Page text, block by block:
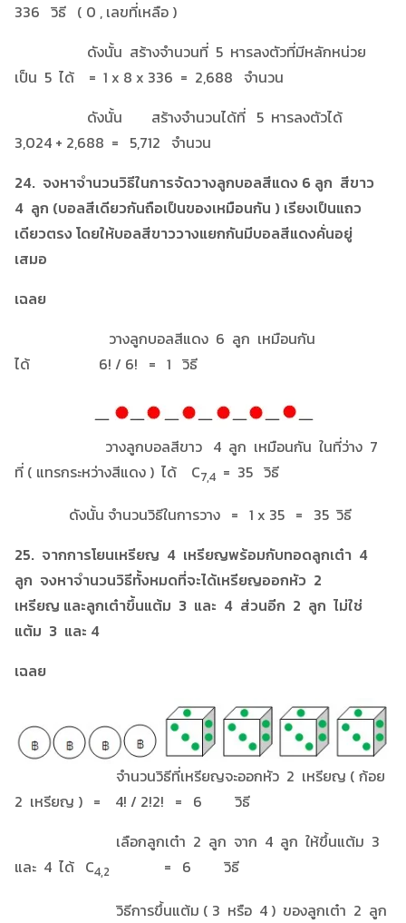
336 วิธี ( 0 , เลขที่เหลือ )
ดังนั้น สร้างจำนวนที่ 5 หารลงตัวที่มีหลักหน่วย
เป็น 5 ได้ = 1 x 8 x 336 = 2,688 จำนวน
ดังนั้น สร้างจำนวนได้ที่ 5 หารลงตัวได้
3,024 + 2,688 = 5,712 จำนวน
24. จงหาจำนวนวิธีในการจัดวางลูกบอลสีแดง 6 ลูก สีขาว
4 ลูก (บอลสีเดียวกันถือเป็นของเหมือนกัน ) เรียงเป็นแถว
เดียวตรง โดยให้บอลสีขาววางแยกกันมีบอลสีแดงคั่นอยู่
เสมอ
เฉลย
วางลูกบอลสีแดง 6 ลูก เหมือนกัน
ได้ 6! / 6! = 1 วิธี
วางลูกบอลสีขาว 4 ลูก เหมือนกัน ในที่ว่าง 7
ที่ ( แทรกระหว่างสีแดง ) ได้ C7,4 = 35 วิธี
ดังนั้น จำนวนวิธีในการวาง = 1 x 35 = 35 วิธี
25. จากการโยนเหรียญ 4 เหรียญพร้อมกับทอดลูกเต๋า 4
ลูก จงหาจำนวนวิธีทั้งหมดที่จะได้เหรียญออกหัว 2
เหรียญ และลูกเต๋าขึ้นแต้ม 3 และ 4 ส่วนอีก 2 ลูก ไม่ใช่
แต้ม 3 และ 4
เฉลย
จำนวนวิธีที่เหรียญจะออกหัว 2 เหรียญ ( ก้อย
2 เหรียญ ) = 4! / 2!2! = 6 วิธี
เลือกลูกเต๋า 2 ลูก จาก 4 ลูก ให้ขึ้นแต้ม 3
และ 4 ได้ C4,2
= 6 วิธี
วิธีการขึ้นแต้ม ( 3 หรือ 4 ) ของลูกเต๋า 2 ลูก